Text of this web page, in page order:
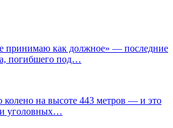
принимаю как должное» — последние
погибшего под…
колено на высоте 443 метров — и это
уголовных…